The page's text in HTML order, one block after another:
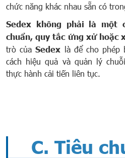
chức năng khác nhau sẵn có
Sedex không phải là một
chuẩn, quy tắc ứng xử hoặc
trò củaSedex là để cho phép
cách hiệu quả và quản lý
thực hành cải tiến liên tục.
C. Tiêu